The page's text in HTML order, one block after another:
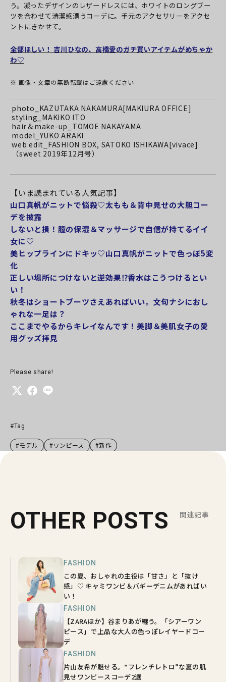
う。凝ったデザインのレザードレスには、ホワイトのロングブー
ツを合わせて清潔感漂うコーデに。手元のアクセサリーをアクセ
ントにきかせて。
全部ほしい！ 吉川ひなの、高橋愛のガチ買いアイテムがめちゃか
わ♡
※ 画像・文章の無断転載はご遠慮ください
photo_KAZUTAKA NAKAMURA[MAKIURA OFFICE]
styling_MAKIKO ITO
hair＆make-up_TOMOE NAKAYAMA
model_YUKO ARAKI
web edit_FASHION BOX, SATOKO ISHIKAWA[vivace]
（sweet 2019年12月号）
【いま読まれている人気記事】
山口真帆がニットで悩殺♡太もも＆背中見せの大胆コー
デを披露
しないと損！膣の保湿＆マッサージで自信が持てるイイ
女に♡
美ヒップラインにドキッ♡山口真帆がニットで色っぽ5変
化
正しい場所につけないと逆効果⁉︎香水はこうつけるとい
い！
秋冬はショートブーツさえあればいい。文句ナシにおし
ゃれな一足は？
ここまでやるからキレイなんです！美脚＆美肌女子の愛
用グッズ拝見
Please share!
#Tag
#モデル #ワンピース #新作
OTHER POSTS 関連記事
FASHION
この夏、おしゃれの主役は「甘さ」と「抜け
感」♡ キャミワンピ＆バギーデニムがあればい
い！
FASHION
【ZARAほか】谷まりあが纏う。「シアーワン
ピース」で上品な大人の色っぽレイヤードコー
デ
FASHION
片山友希が魅せる。“フレンチレトロ”な夏の肌
見せワンピースコーデ2選